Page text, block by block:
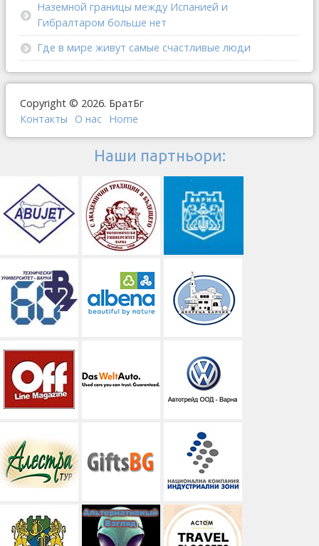
Наземной границы между Испанией и
Гибралтаром больше нет
Где в мире живут самые счастливые люди
Copyright © 2026. БратБг
Контакты
О наc Home
Наши партньори: